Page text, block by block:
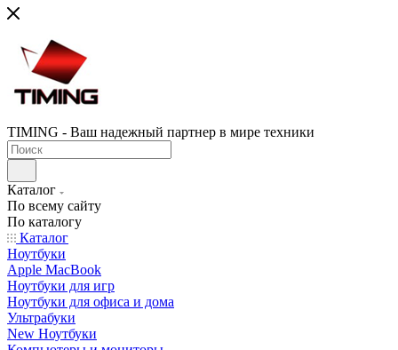
TIMING - Ваш надежный партнер в мире техники
Каталог
По всему сайту
По каталогу
Каталог
Ноутбуки
Apple MacBook
Ноутбуки для игр
Ноутбуки для офиса и дома
Ультрабуки
New Ноутбуки